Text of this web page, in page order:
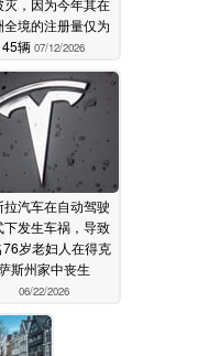
灭，因为今年其在
全境的注册量仅为
45辆 07/12/2026
拉汽车在自动驾驶
下发生车祸，导致
76岁老妇人在得克
斯州家中丧生
06/22/2026